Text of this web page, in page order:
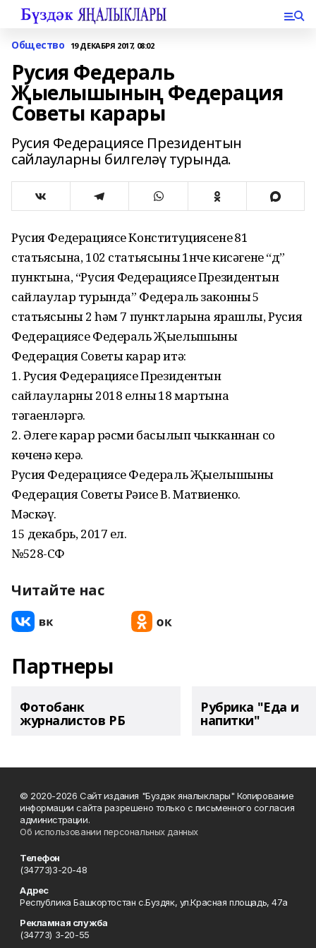
Общество 19 ДЕКАБРЯ 2017, 08:02
Русия Федераль
Җыелышының Федерация
Советы карары
Русия Федерациясе Президентын
сайлауларны билгеләү турында.
Русия Федерациясе Конституциясенең 81
статьясына, 102 статьясының 1нче кисәгенең “д”
пунктына, “Русия Федерациясе Президентын
сайлаулар турында” Федераль законның 5
статьясының 2 һәм 7 пунктларына ярашлы, Русия
Федерациясе Федераль Җыелышының
Федерация Советы карар итә:
1. Русия Федерациясе Президентын
сайлауларны 2018 елның 18 мартына
тәгаенләргә.
2. Әлеге карар рәсми басылып чыкканнан соң
көченә керә.
Русия Федерациясе Федераль Җыелышының
Федерация Советы Рәисе В. Матвиенко.
Мәскәү.
15 декабрь, 2017 ел.
№528-СФ
Читайте нас
Партнеры
Фотобанк
журналистов РБ
Рубрика "Еда и
напитки"
© 2020-2026 Сайт издания "Буздэк яналыклары" Копирование
информации сайта разрешено только с письменного согласия
администрации.
Об использовании персональных данных
Телефон
(34773)3-20-48
Адрес
Республика Башкортостан с.Буздяк, ул.Красная площадь, 47а
Рекламная служба
(34773) 3-20-55